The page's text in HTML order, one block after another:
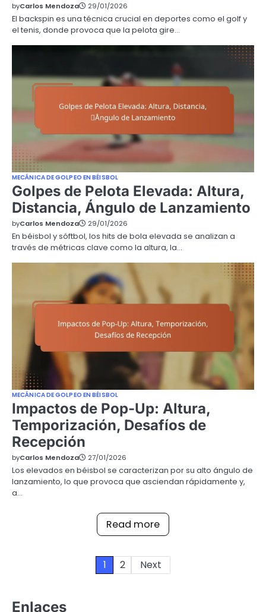
byCarlos Mendoza 29/01/2026
El backspin es una técnica crucial en deportes como el golf y
el tenis, donde provoca que la pelota gire…
MECÁNICA DE GOLPEO EN BÉISBOL
Golpes de Pelota Elevada: Altura,
Distancia, Ángulo de Lanzamiento
byCarlos Mendoza 29/01/2026
En béisbol y sóftbol, los hits de bola elevada se analizan a
través de métricas clave como la altura, la…
MECÁNICA DE GOLPEO EN BÉISBOL
Impactos de Pop-Up: Altura,
Temporización, Desafíos de
Recepción
byCarlos Mendoza 27/01/2026
Los elevados en béisbol se caracterizan por su alto ángulo de
lanzamiento, lo que provoca que asciendan rápidamente y,
a…
Read more
1 2 Next
Enlaces